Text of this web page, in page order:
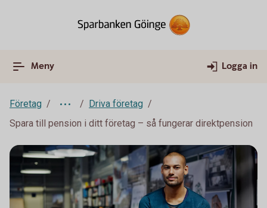
Meny Logga in
Företag
Driva företag
Spara till pension i ditt företag – så fungerar direktpension